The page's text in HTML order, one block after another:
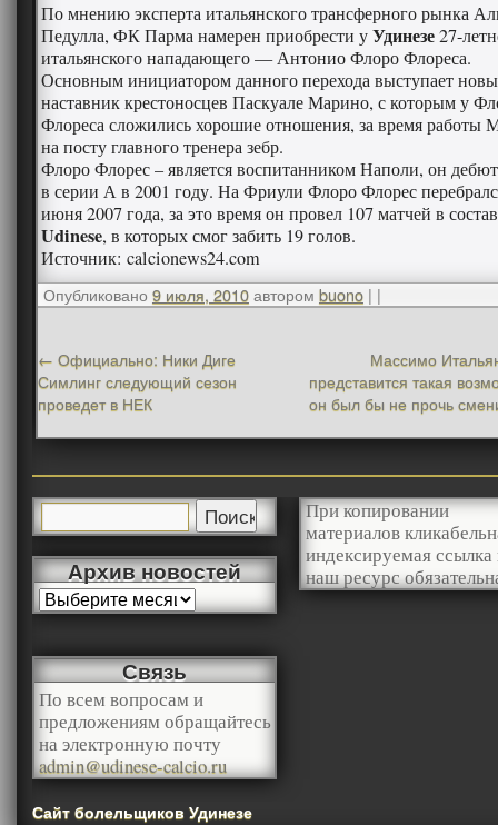
По мнению эксперта итальянского трансферного рынка
Педулла, ФК Парма намерен приобрести уУдинезе27-
итальянского нападающего — Антонио Флоро Флореса.
Основным инициатором данного перехода выступает
наставник крестоносцев Паскуале Марино, с которым у
Флореса сложились хорошие отношения, за время работы
на посту главного тренера зебр.
Флоро Флорес – является воспитанником Наполи, он
в серии А в 2001 году. На Фриули Флоро Флорес
июня 2007 года, за это время он провел 107 матчей в
Udinese, в которых смог забить 19 голов.
Источник: calcionews24.com
Опубликовано9 июля, 2010автором buono | |
← Официально: Ники Диге
Симлинг следующий сезон
проведет в НЕК
Массимо
представится такая
он был бы не прочь
Архив новостей
При копировании
материалов
индексируемая ссылка
наш ресурс
Связь
По всем вопросам и
предложениям обращайтесь
на электронную почту
admin@udinese-calcio.ru
Сайт болельщиков Удинезе